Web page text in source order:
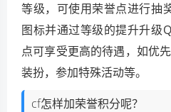
等级，可使用荣誉点进行抽
图标并通过等级的提升升级
点可享受更高的待遇，如优
装扮，参加特殊活动等。
cf怎样加荣誉积分呢？